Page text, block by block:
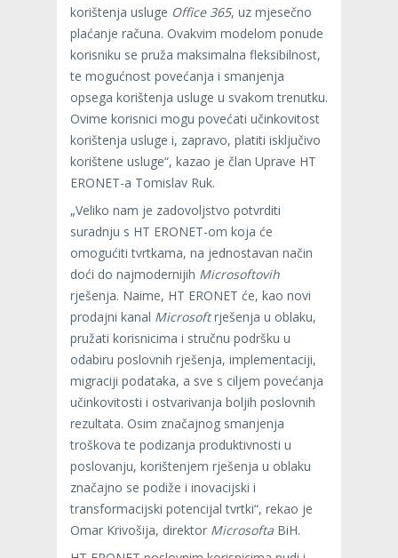
korištenja usluge Office 365, uz mjesečno
plaćanje računa. Ovakvim modelom ponude
korisniku se pruža maksimalna fleksibilnost,
te mogućnost povećanja i smanjenja
opsega korištenja usluge u svakom trenutku.
Ovime korisnici mogu povećati učinkovitost
korištenja usluge i, zapravo, platiti isključivo
korištene usluge“, kazao je član Uprave HT
ERONET-a Tomislav Ruk.
„Veliko nam je zadovoljstvo potvrditi
suradnju s HT ERONET-om koja će
omogućiti tvrtkama, na jednostavan način
doći do najmodernijih Microsoftovih
rješenja. Naime, HT ERONET će, kao novi
prodajni kanal Microsoftrješenja u oblaku,
pružati korisnicima i stručnu podršku u
odabiru poslovnih rješenja, implementaciji,
migraciji podataka, a sve s ciljem povećanja
učinkovitosti i ostvarivanja boljih poslovnih
rezultata. Osim značajnog smanjenja
troškova te podizanja produktivnosti u
poslovanju, korištenjem rješenja u oblaku
značajno se podiže i inovacijski i
transformacijski potencijal tvrtki“, rekao je
Omar Krivošija, direktor Microsofta BiH.